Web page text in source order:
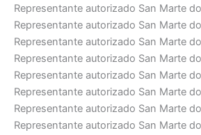
Representante autorizado San Marte
Representante autorizado San Marte
Representante autorizado San Marte
Representante autorizado San Marte
Representante autorizado San Marte
Representante autorizado San Marte
Representante autorizado San Marte
Representante autorizado San Marte